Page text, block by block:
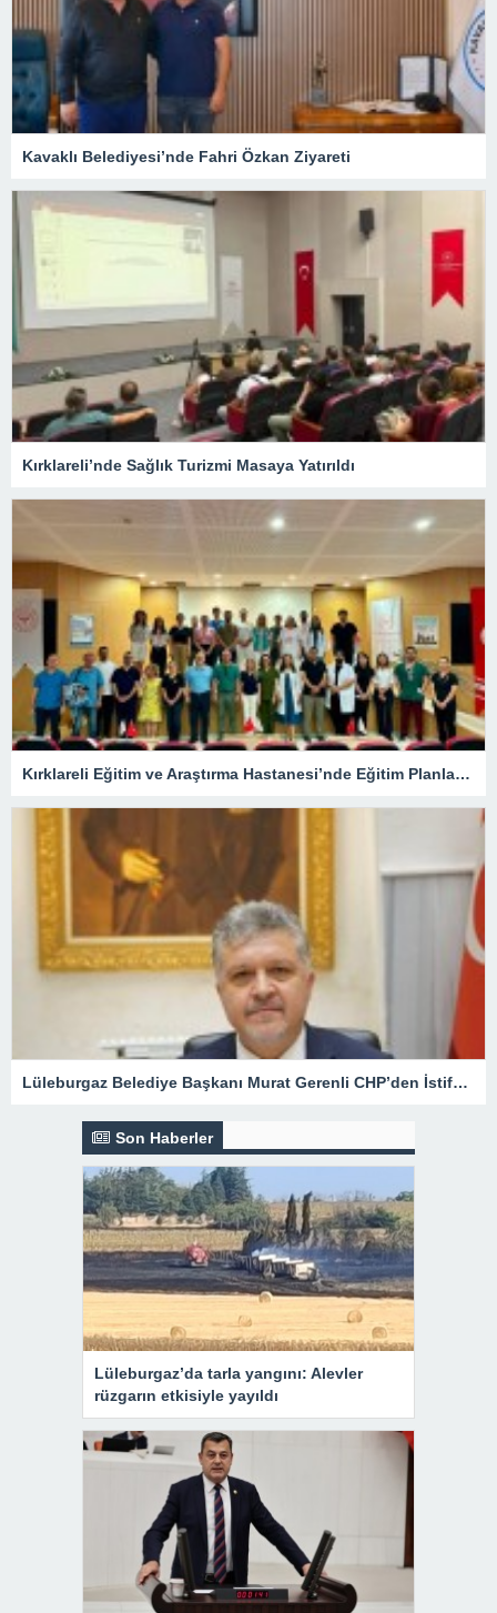
Kavaklı Belediyesi’nde Fahri Özkan Ziyareti
Kırklareli’nde Sağlık Turizmi Masaya Yatırıldı
Kırklareli Eğitim ve Araştırma Hastanesi’nde Eğitim Planlaması Masaya Yatırıldı
Lüleburgaz Belediye Başkanı Murat Gerenli CHP’den İstifa Etti
Son Haberler
Lüleburgaz’da tarla yangını: Alevler
rüzgarın etkisiyle yayıldı